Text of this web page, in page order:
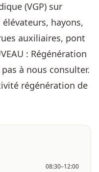
(VGP) sur
hayons,
auxiliaires, pont
: Régénération
à nous consulter.
régénération de
08:30–12:00